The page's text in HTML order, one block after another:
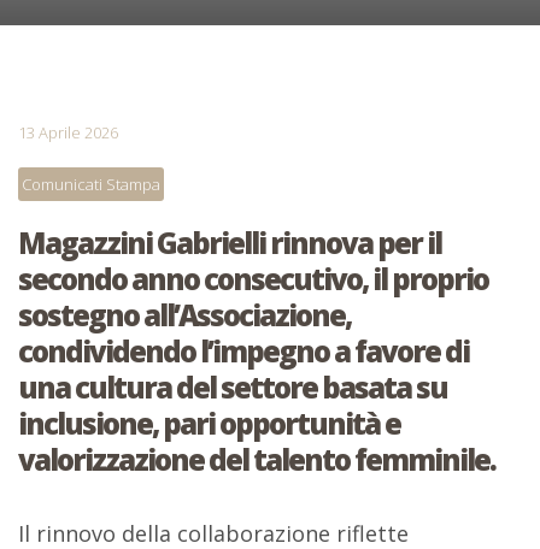
13 Aprile 2026
Comunicati Stampa
Magazzini Gabrielli rinnova per il
secondo anno consecutivo, il proprio
sostegno all’Associazione,
condividendo l’impegno a favore di
una cultura del settore basata su
inclusione, pari opportunità e
valorizzazione del talento femminile.
Il rinnovo della collaborazione riflette